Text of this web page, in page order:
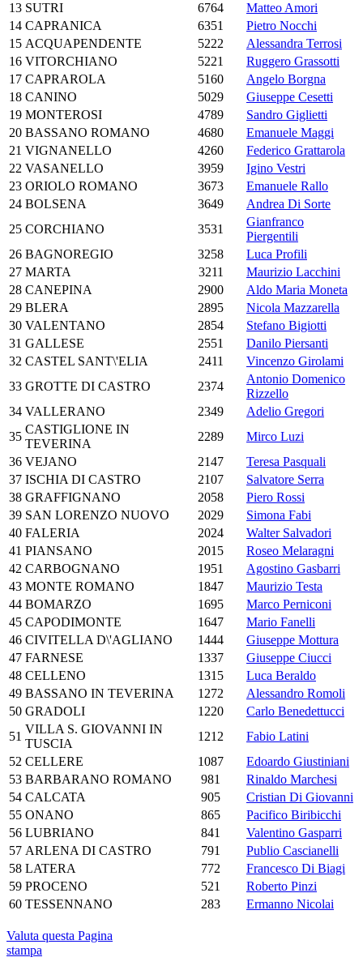
13 SUTRI 6764
Matteo Amori
14 CAPRANICA 6351
Pietro Nocchi
15 ACQUAPENDENTE 5222
Alessandra Terrosi
16 VITORCHIANO 5221
Ruggero Grassotti
17 CAPRAROLA 5160
Angelo Borgna
18 CANINO 5029
Giuseppe Cesetti
19 MONTEROSI 4789
Sandro Giglietti
20 BASSANO ROMANO 4680
Emanuele Maggi
21 VIGNANELLO 4260
Federico Grattarola
22 VASANELLO 3959
Igino Vestri
23 ORIOLO ROMANO 3673
Emanuele Rallo
24 BOLSENA 3649
Andrea Di Sorte
25 CORCHIANO 3531
Gianfranco
Piergentili
26 BAGNOREGIO 3258
Luca Profili
27 MARTA 3211
Maurizio Lacchini
28 CANEPINA 2900
Aldo Maria Moneta
29 BLERA 2895
Nicola Mazzarella
30 VALENTANO 2854
Stefano Bigiotti
31 GALLESE 2551
Danilo Piersanti
32 CASTEL SANT\'ELIA 2411
Vincenzo Girolami
33 GROTTE DI CASTRO 2374
Antonio Domenico
Rizzello
34 VALLERANO 2349
Adelio Gregori
35
CASTIGLIONE IN
TEVERINA
2289
Mirco Luzi
36 VEJANO 2147
Teresa Pasquali
37 ISCHIA DI CASTRO 2107
Salvatore Serra
38 GRAFFIGNANO 2058
Piero Rossi
39 SAN LORENZO NUOVO 2029
Simona Fabi
40 FALERIA 2024
Walter Salvadori
41 PIANSANO 2015
Roseo Melaragni
42 CARBOGNANO 1951
Agostino Gasbarri
43 MONTE ROMANO 1847
Maurizio Testa
44 BOMARZO 1695
Marco Perniconi
45 CAPODIMONTE 1647
Mario Fanelli
46 CIVITELLA D\'AGLIANO 1444
Giuseppe Mottura
47 FARNESE 1337
Giuseppe Ciucci
48 CELLENO 1315
Luca Beraldo
49 BASSANO IN TEVERINA 1272
Alessandro Romoli
50 GRADOLI 1220
Carlo Benedettucci
51
VILLA S. GIOVANNI IN
TUSCIA
1212
Fabio Latini
52 CELLERE 1087
Edoardo Giustiniani
53 BARBARANO ROMANO 981
Rinaldo Marchesi
54 CALCATA 905
Cristian Di Giovanni
55 ONANO 865
Pacifico Biribicchi
56 LUBRIANO 841
Valentino Gasparri
57 ARLENA DI CASTRO 791
Publio Cascianelli
58 LATERA 772
Francesco Di Biagi
59 PROCENO 521
Roberto Pinzi
60 TESSENNANO 283 Ermanno Nicolai
Valuta questa Pagina
stampa